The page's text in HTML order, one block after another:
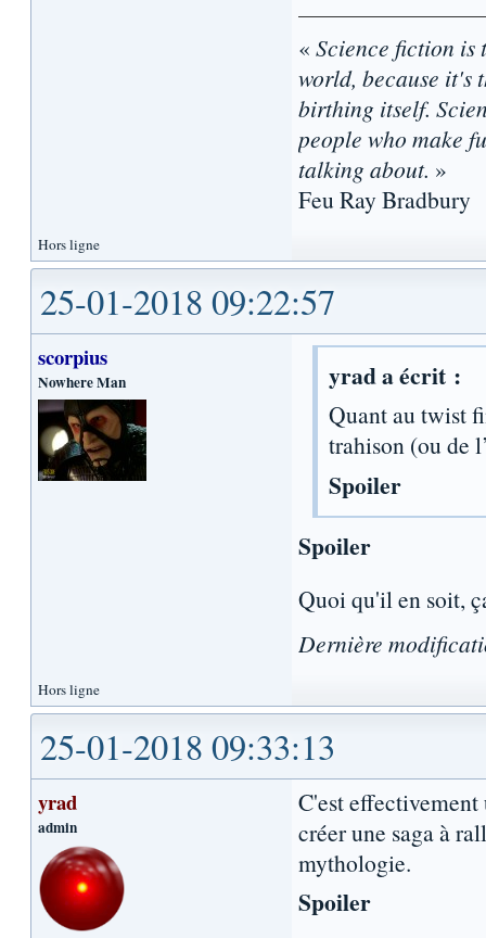
« Science fiction is
world, because it's
birthing itself.
people who make
talking about. »
Feu Ray Bradbury
Hors ligne
25-01-2018 09:22:57
scorpius
Nowhere Man yrad a écrit :
Quant au twist
trahison (ou de
Spoiler
Spoiler
Quoi qu'il en soit,
Dernière
Hors ligne
25-01-2018 09:33:13
yrad
admin
C'est
créer une saga à
mythologie.
Spoiler